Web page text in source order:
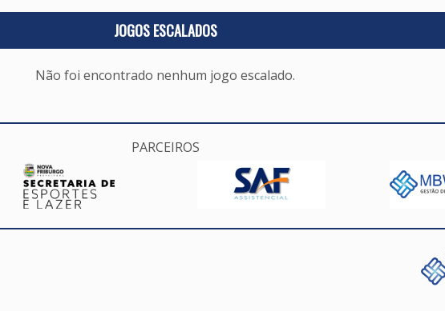
JOGOS ESCALADOS
Não foi encontrado nenhum jogo escalado.
PARCEIROS